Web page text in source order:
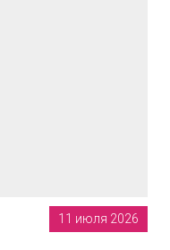
11 июля 2026